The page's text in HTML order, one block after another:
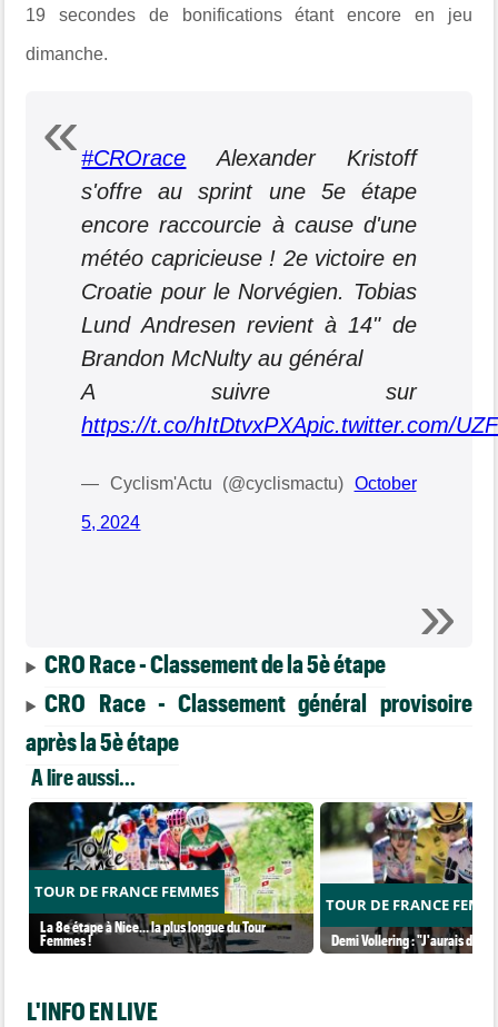
19 secondes de bonifications étant encore en jeu
dimanche.
#CROrace Alexander Kristoff
s'offre au sprint une 5e étape
encore raccourcie à cause d'une
météo capricieuse ! 2e victoire en
Croatie pour le Norvégien. Tobias
Lund Andresen revient à 14" de
Brandon McNulty au général
A suivre sur
https://t.co/hItDtvxPXApic.twitter.com/
— Cyclism'Actu (@cyclismactu) October
5, 2024
CRO Race - Classement de la 5è étape
CRO Race - Classement général provisoire
après la 5è étape
A lire aussi...
TOUR DE FRANCE FEMMES
La 8e étape à Nice… la plus longue du Tour
Femmes !
TOUR DE FRANCE
Demi Vollering : "J'aurais dû
L'INFO EN LIVE